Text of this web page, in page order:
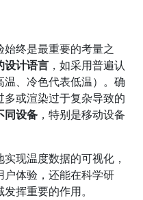
终是最重要的考量之
设计语言 ，如采用普遍认
、冷色代表低温）。确
多或渲染过于复杂导致的
同设备 ，特别是移动设备
现温度数据的可视化，
体验，还能在科学研
挥重要的作用。